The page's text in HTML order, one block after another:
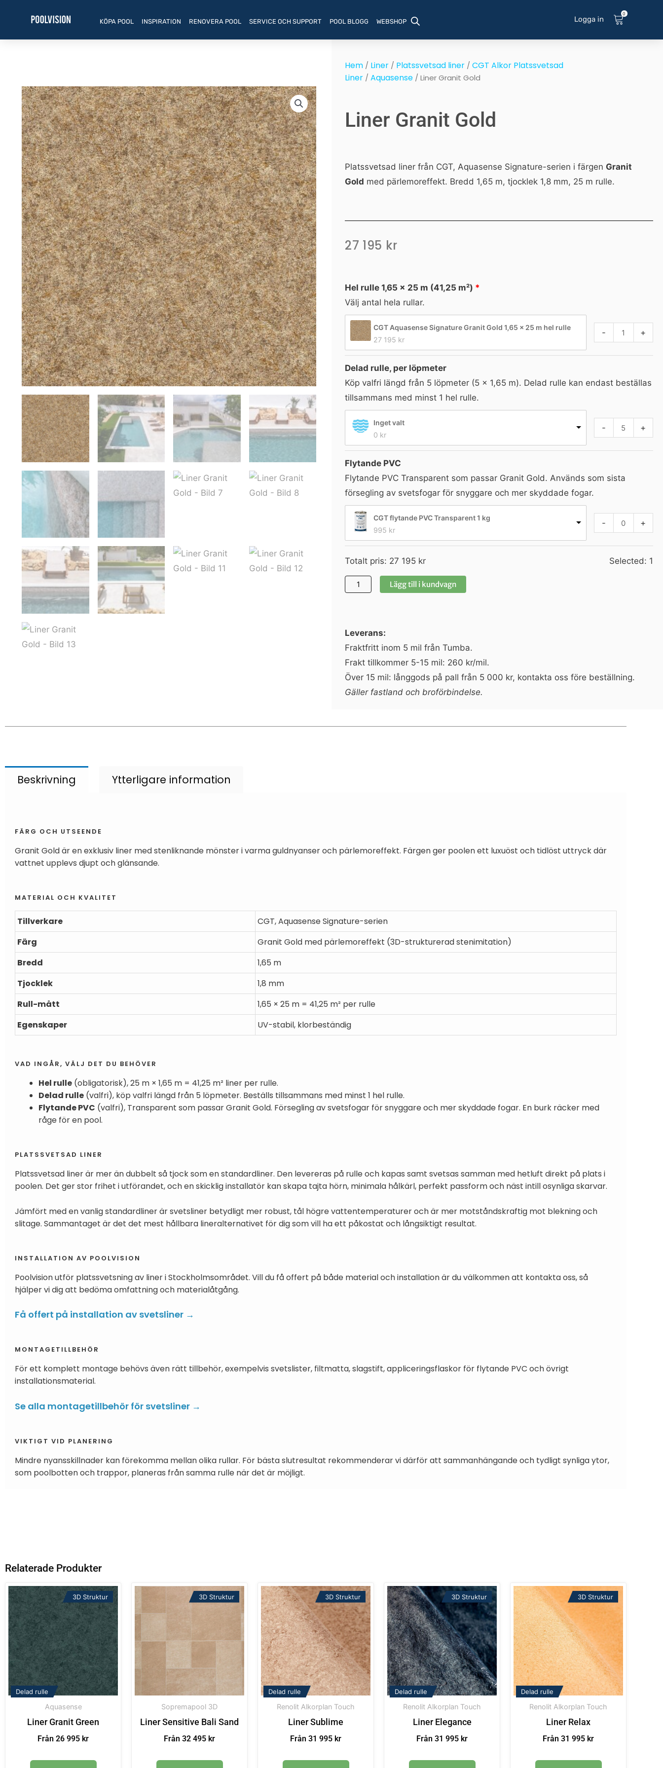
KÖPA POOL INSPIRATION RENOVERA POOL SERVICE OCH SUPPORT POOL BLOGG WEBSHOP Logga in
0
Hem/ Liner/ Platssvetsad liner/ CGT Alkor Platssvetsad
Liner/ Aquasense/ Liner Granit Gold
Liner Granit Gold
Platssvetsad liner från CGT, Aquasense Signature-serien i färgen Granit
Gold med pärlemoreffekt. Bredd 1,65 m, tjocklek 1,8 mm, 25 m rulle.
27 195 kr
Hel rulle 1,65 × 25 m (41,25 m²)
Välj antal hela rullar.
CGT Aquasense Signature Granit Gold 1,65 × 25 m hel rulle
27 195 kr
- +
Delad rulle, per löpmeter
Köp valfri längd från 5 löpmeter (5 × 1,65 m). Delad rulle kan endast beställas
tillsammans med minst 1 hel rulle.
Inget valt
0 kr
- +
Flytande PVC
Flytande PVC Transparent som passar Granit Gold. Används som sista
försegling av svetsfogar för snyggare och mer skyddade fogar.
CGT flytande PVC Transparent 1 kg
995 kr
- +
Totalt pris: 27 195 kr Selected: 1
Granit
Gold
mängd
Lägg till i kundvagn
Leverans:
Fraktfritt inom 5 mil från Tumba.
Frakt tillkommer 5-15 mil: 260 kr/mil.
Över 15 mil: långgods på pall från 5 000 kr, kontakta oss före beställning.
Gäller fastland och broförbindelse.
Beskrivning Ytterligare information
FÄRG OCH UTSEENDE
Granit Gold är en exklusiv liner med stenliknande mönster i varma guldnyanser och pärlemoreffekt. Färgen ger poolen ett luxuöst och tidlöst uttryck där
vattnet upplevs djupt och glänsande.
MATERIAL OCH KVALITET
Tillverkare
CGT, Aquasense Signature-serien
Färg
Granit Gold med pärlemoreffekt (3D-strukturerad stenimitation)
Bredd
1,65 m
Tjocklek
1,8 mm
Rull-mått
1,65 × 25 m = 41,25 m² per rulle
Egenskaper
UV-stabil, klorbeständig
VAD INGÅR, VÄLJ DET DU BEHÖVER
Hel rulle (obligatorisk), 25 m × 1,65 m = 41,25 m² liner per rulle.
Delad rulle (valfri), köp valfri längd från 5 löpmeter. Beställs tillsammans med minst 1 hel rulle.
Flytande PVC (valfri), Transparent som passar Granit Gold. Försegling av svetsfogar för snyggare och mer skyddade fogar. En burk räcker med
råge för en pool.
PLATSSVETSAD LINER
Platssvetsad liner är mer än dubbelt så tjock som en standardliner. Den levereras på rulle och kapas samt svetsas samman med hetluft direkt på plats i
poolen. Det ger stor frihet i utförandet, och en skicklig installatör kan skapa tajta hörn, minimala hålkärl, perfekt passform och näst intill osynliga skarvar.
Jämfört med en vanlig standardliner är svetsliner betydligt mer robust, tål högre vattentemperaturer och är mer motståndskraftig mot blekning och
slitage. Sammantaget är det det mest hållbara lineralternativet för dig som vill ha ett påkostat och långsiktigt resultat.
INSTALLATION AV POOLVISION
Poolvision utför platssvetsning av liner i Stockholmsområdet. Vill du få offert på både material och installation är du välkommen att kontakta oss, så
hjälper vi dig att bedöma omfattning och materialåtgång.
Få offert på installation av svetsliner →
MONTAGETILLBEHÖR
För ett komplett montage behövs även rätt tillbehör, exempelvis svetslister, filtmatta, slagstift, appliceringsflaskor för flytande PVC och övrigt
installationsmaterial.
Se alla montagetillbehör för svetsliner →
VIKTIGT VID PLANERING
Mindre nyansskillnader kan förekomma mellan olika rullar. För bästa slutresultat rekommenderar vi därför att sammanhängande och tydligt synliga ytor,
som poolbotten och trappor, planeras från samma rulle när det är möjligt.
Relaterade Produkter
3D Struktur
Delad rulle
Aquasense
Liner Granit Green
Från 26 995 kr
3D Struktur
Sopremapool 3D
Liner Sensitive Bali Sand
Från 32 495 kr
3D Struktur
Delad rulle
Renolit Alkorplan Touch
Liner Sublime
Från 31 995 kr
3D Struktur
Delad rulle
Renolit Alkorplan Touch
Liner Elegance
Från 31 995 kr
3D Struktur
Delad rulle
Renolit Alkorplan Touch
Liner Relax
Från 31 995 kr